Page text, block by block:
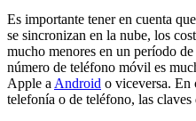
Es importante tener en cuenta
se sincronizan en la nube, los
mucho menores en un período
número de teléfono móvil es
Apple a Android o viceversa. En
telefonía o de teléfono, las claves